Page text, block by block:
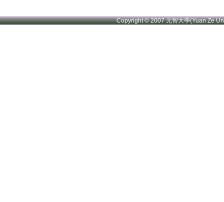
Copyright © 2007 元智大學(Yuan Ze